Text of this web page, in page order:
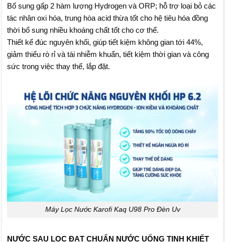
Bổ sung gấp 2 hàm lượng Hydrogen và ORP; hỗ trợ loại bỏ các
tác nhân oxi hóa, trung hòa acid thừa tốt cho hệ tiêu hóa đồng
thời bổ sung nhiều khoáng chất tốt cho cơ thể.
Thiết kế đúc nguyên khối, giúp tiết kiệm không gian tới 44%,
giảm thiểu rò rỉ và tái nhiễm khuẩn, tiết kiệm thời gian và công
sức trong việc thay thế, lắp đặt.
Máy Lọc Nước Karofi Kaq U98 Pro Đèn Uv
NƯỚC SAU LỌC ĐẠT CHUẨN NƯỚC UỐNG TINH KHIẾT